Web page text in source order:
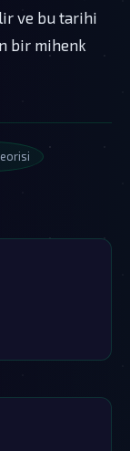
ve bu tarihi
bir mihenk